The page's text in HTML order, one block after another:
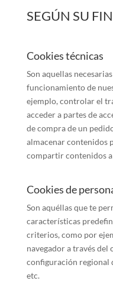
SEGÚN SU
Cookies técnicas
Son aquellas
funcionamiento de
ejemplo, controlar el
acceder a partes de
de compra de un
almacenar contenidos
compartir contenidos a
Cookies de
Son aquéllas que te
características
criterios, como por
navegador a través del
configuración regional
etc.